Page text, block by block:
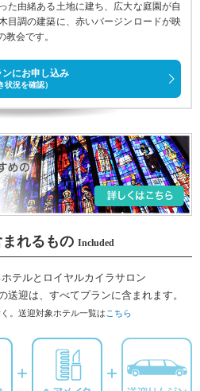
た由緒ある土地に建ち、広大な庭園が自
目調の建築に、赤いバージンロードが映
教会です。
ンにお申し込み
状況を確認）
れるもの Included
テルと ロイヤルカイラサロン
送迎は、 すべてプランに含まれます。
。 送迎対象ホテル一覧は こちら